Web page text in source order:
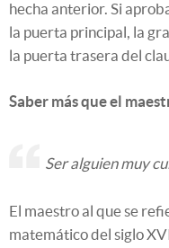
hecha anterior. Si
la puerta principal, la
la puerta trasera del
Saber más que el
Ser alguien muy
El maestro al que se
matemático del siglo